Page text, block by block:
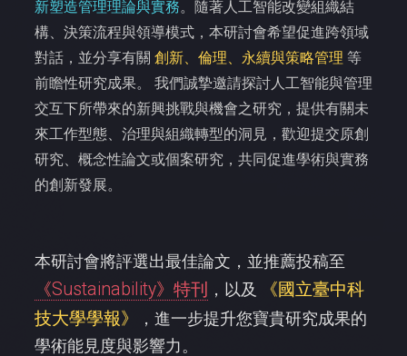
新塑造管理理論與實務。隨著人工智能改變組織結
構、決策流程與領導模式，本研討會希望促進跨領域
對話，並分享有關創新、倫理、永續與策略管理 等
前瞻性研究成果。我們誠摯邀請探討人工智能與管理
交互下所帶來的新興挑戰與機會之研究，提供有關未
來工作型態、治理與組織轉型的洞見，歡迎提交原創
研究、概念性論文或個案研究，共同促進學術與實務
的創新發展。
本研討會將評選出最佳論文，並推薦投稿至
《Sustainability》特刊 ，以及
《國立臺中科
技大學學報》
，進一步提升您寶貴研究成果的
學術能見度與影響力。